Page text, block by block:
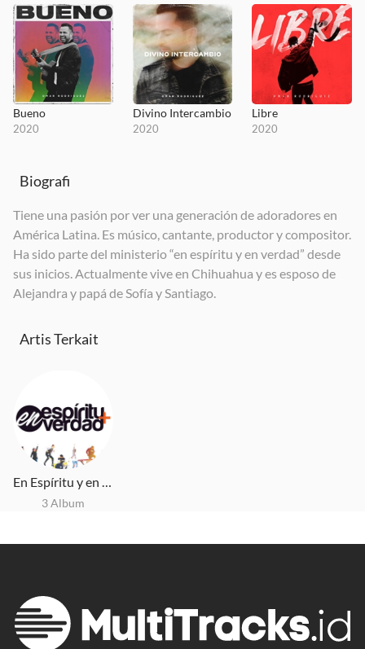
Bueno
2020
Divino Intercambio
2020
Libre
2020
2020
Cielo Abierto
2020
Nació Jesús
2021
Biografi
Tiene una pasión por ver una generación de adoradores en
América Latina. Es músico, cantante, productor y compositor.
Ha sido parte del ministerio “en espíritu y en verdad” desde
sus inicios. Actualmente vive en Chihuahua y es esposo de
Alejandra y papá de Sofía y Santiago.
Artis Terkait
En Espíritu y en Verdad
3 Album